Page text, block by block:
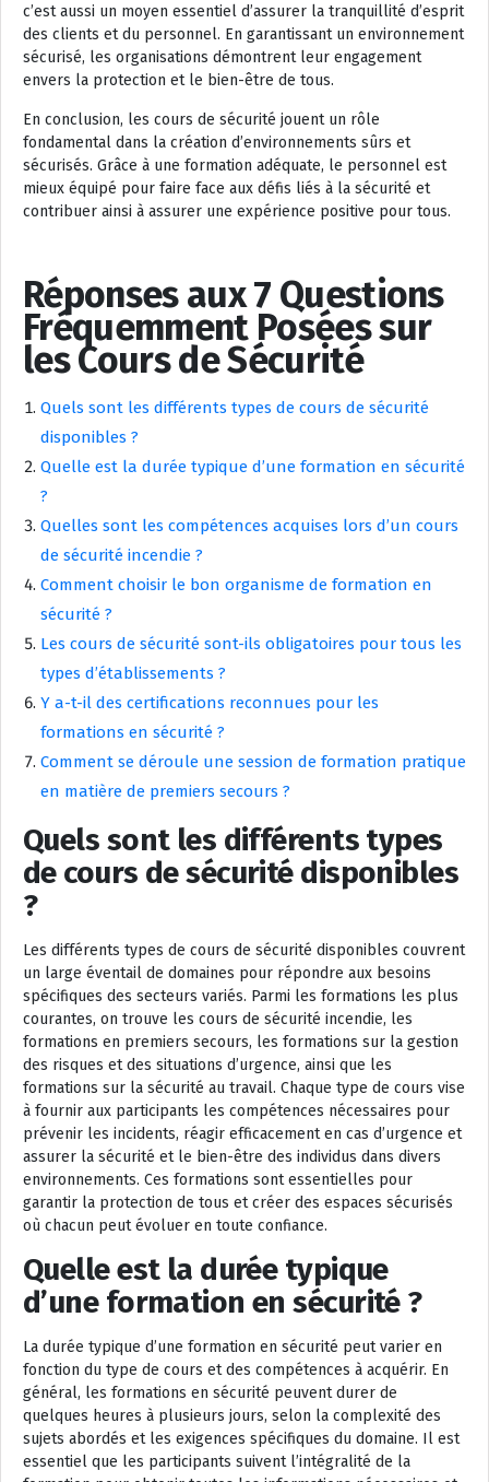
c’est aussi un moyen essentiel d’assurer la tranquillité d’esprit
des clients et du personnel. En garantissant un environnement
sécurisé, les organisations démontrent leur engagement
envers la protection et le bien-être de tous.
En conclusion, les cours de sécurité jouent un rôle
fondamental dans la création d’environnements sûrs et
sécurisés. Grâce à une formation adéquate, le personnel est
mieux équipé pour faire face aux défis liés à la sécurité et
contribuer ainsi à assurer une expérience positive pour tous.
Réponses aux 7 Questions
Fréquemment Posées sur
les Cours de Sécurité
Quels sont les différents types de cours de sécurité
disponibles ?
Quelle est la durée typique d’une formation en sécurité
?
Quelles sont les compétences acquises lors d’un cours
de sécurité incendie ?
Comment choisir le bon organisme de formation en
sécurité ?
Les cours de sécurité sont-ils obligatoires pour tous les
types d’établissements ?
Y a-t-il des certifications reconnues pour les
formations en sécurité ?
Comment se déroule une session de formation pratique
en matière de premiers secours ?
Quels sont les différents types
de cours de sécurité disponibles
?
Les différents types de cours de sécurité disponibles couvrent
un large éventail de domaines pour répondre aux besoins
spécifiques des secteurs variés. Parmi les formations les plus
courantes, on trouve les cours de sécurité incendie, les
formations en premiers secours, les formations sur la gestion
des risques et des situations d’urgence, ainsi que les
formations sur la sécurité au travail. Chaque type de cours vise
à fournir aux participants les compétences nécessaires pour
prévenir les incidents, réagir efficacement en cas d’urgence et
assurer la sécurité et le bien-être des individus dans divers
environnements. Ces formations sont essentielles pour
garantir la protection de tous et créer des espaces sécurisés
où chacun peut évoluer en toute confiance.
Quelle est la durée typique
d’une formation en sécurité ?
La durée typique d’une formation en sécurité peut varier en
fonction du type de cours et des compétences à acquérir. En
général, les formations en sécurité peuvent durer de
quelques heures à plusieurs jours, selon la complexité des
sujets abordés et les exigences spécifiques du domaine. Il est
essentiel que les participants suivent l’intégralité de la